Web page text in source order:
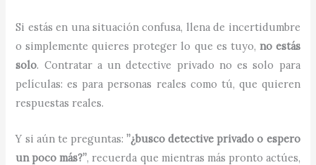
Si estás en una situación confusa, llena de incertidumbre
o simplemente quieres proteger lo que es tuyo, no estás
solo. Contratar a un detective privado no es solo para
películas: es para personas reales como tú, que quieren
respuestas reales.
Y si aún te preguntas:”¿busco detective privado o espero
un poco más?”, recuerda que mientras más pronto actúes,